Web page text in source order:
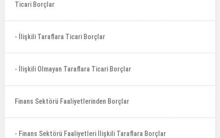
Ticari Borçlar
- İlişkili Taraflara Ticari Borçlar
- İlişkili Olmayan Taraflara Ticari Borçlar
Finans Sektörü Faaliyetlerinden Borçlar
- Finans Sektörü Faaliyetleri İlişkili Taraflara Borçlar